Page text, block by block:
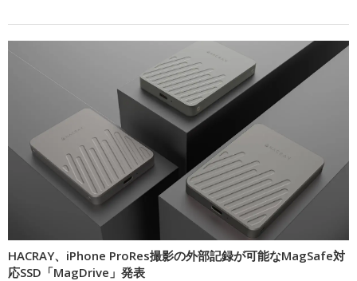
HACRAY、iPhone ProRes撮影の外部記録が可能なMagSafe対
応SSD「MagDrive」発表